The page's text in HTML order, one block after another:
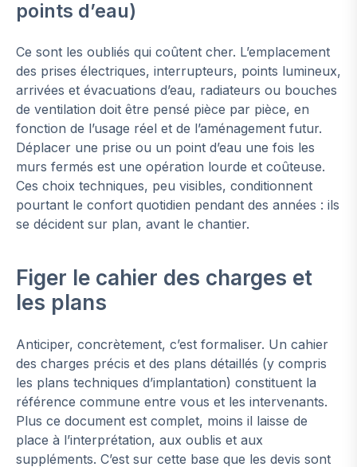
points d’eau)
Ce sont les oubliés qui coûtent cher. L’emplacement
des prises électriques, interrupteurs, points lumineux,
arrivées et évacuations d’eau, radiateurs ou bouches
de ventilation doit être pensé pièce par pièce, en
fonction de l’usage réel et de l’aménagement futur.
Déplacer une prise ou un point d’eau une fois les
murs fermés est une opération lourde et coûteuse.
Ces choix techniques, peu visibles, conditionnent
pourtant le confort quotidien pendant des années : ils
se décident sur plan, avant le chantier.
Figer le cahier des charges et
les plans
Anticiper, concrètement, c’est formaliser. Un cahier
des charges précis et des plans détaillés (y compris
les plans techniques d’implantation) constituent la
référence commune entre vous et les intervenants.
Plus ce document est complet, moins il laisse de
place à l’interprétation, aux oublis et aux
suppléments. C’est sur cette base que les devis sont